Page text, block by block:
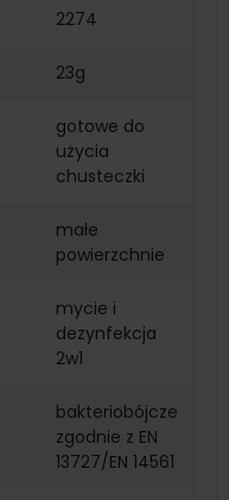
2274
23g
gotowe do
użycia
chusteczki
małe
powierzchnie
mycie i
dezynfekcja
2w1
bakteriobójcze
zgodnie z EN
13727/EN 14561